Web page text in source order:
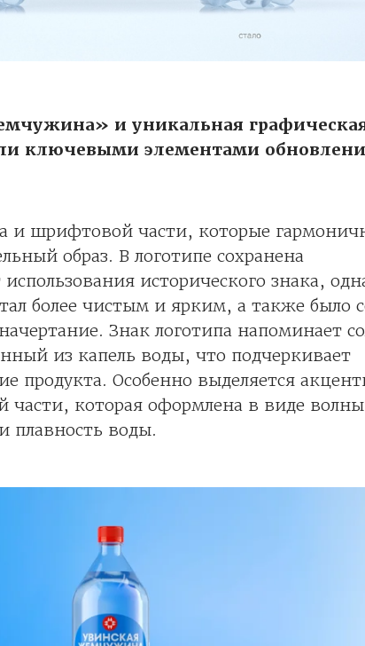
и уникальная
ключевыми элементами
и шрифтовой части, которые
образ. В логотипе сохранена
использования исторического знака,
более чистым и ярким, а также было
Знак логотипа напоминает
из капель воды, что подчеркивает
продукта. Особенно выделяется
которая оформлена в виде
плавность воды.